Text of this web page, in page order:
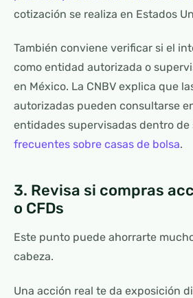
cotización se realiza en Estados
También conviene verificar si el
como entidad autorizada o
en México. La CNBV explica que
autorizadas pueden consultarse
entidades supervisadas dentro de
frecuentes sobre casas de bolsa.
3. Revisa si compras
o CFDs
Este punto puede ahorrarte
cabeza.
Una acción real te da exposición